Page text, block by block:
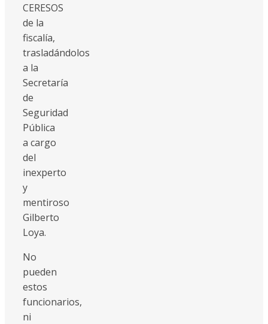
CERESOS
de la
fiscalía,
trasladándolos
a la
Secretaría
de
Seguridad
Pública
a cargo
del
inexperto
y
mentiroso
Gilberto
Loya.
No
pueden
estos
funcionarios,
ni